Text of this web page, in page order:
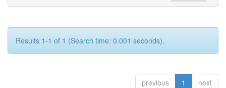
Results 1-1 of 1 (Search time: 0.001 seconds).
previous 1 next